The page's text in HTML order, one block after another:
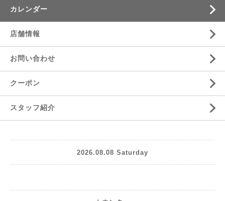
カレンダー
店舗情報
お問い合わせ
クーポン
スタッフ紹介
2026.08.08 Saturday